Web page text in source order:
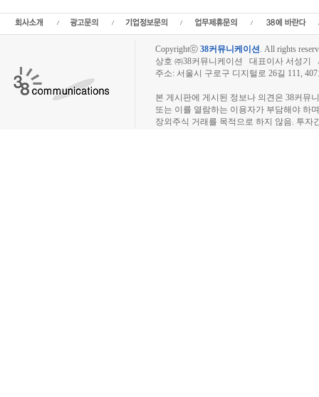
Copyrightⓒ 38커뮤니케이션. All rights
상호 ㈜38커뮤니케이션 대표이사 서성기
주소: 서울시 구로구 디지털로 26길 111,
본 게시판에 게시된 정보나 의견은 38커뮤
또는 이를 열람하는 이용자가 부담해야 하
장외주식 거래를 목적으로 하지 않음. 투